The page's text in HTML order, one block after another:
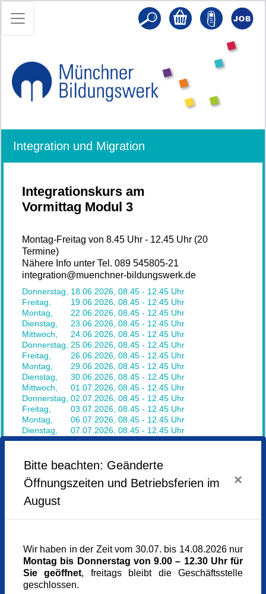
Integration und Migration
Integrationskurs am
Vormittag Modul 3
Montag-Freitag von 8.45 Uhr - 12.45 Uhr (20
Termine)
Nähere Info unter Tel. 089 545805-21
integration@muenchner-bildungswerk.de
Donnerstag, 18.06.2026, 08.45 - 12.45 Uhr
Freitag,
19.06.2026, 08.45 - 12.45 Uhr
Montag,
22.06.2026, 08.45 - 12.45 Uhr
Dienstag,
23.06.2026, 08.45 - 12.45 Uhr
Mittwoch,
24.06.2026, 08.45 - 12.45 Uhr
Donnerstag, 25.06.2026, 08.45 - 12.45 Uhr
Freitag,
26.06.2026, 08.45 - 12.45 Uhr
Montag,
29.06.2026, 08.45 - 12.45 Uhr
Dienstag,
30.06.2026, 08.45 - 12.45 Uhr
Mittwoch,
01.07.2026, 08.45 - 12.45 Uhr
Donnerstag, 02.07.2026, 08.45 - 12.45 Uhr
Freitag,
03.07.2026, 08.45 - 12.45 Uhr
Montag,
06.07.2026, 08.45 - 12.45 Uhr
Dienstag,
07.07.2026, 08.45 - 12.45 Uhr
Mittwoch,
08.07.2026,08.45 - 12.45 Uhr
Freitag,
10.07.2026,08.45 - 12.45 Uhr
Montag,
13.07.2026,08.45 - 12.45 Uhr
Dienstag,
14.07.2026,08.45 - 12.45 Uhr
Veranstaltungsort
81829 München
München
Berechtigt
229 €
Bitte beachten: Geänderte
Öffnungszeiten und Betriebsferien im
August
×
Wir haben in der Zeit vom 30.07. bis 14.08.2026 nur
Montag bis Donnerstag von 9.00 – 12.30 Uhr für
Sie geöffnet, freitags bleibt die Geschäftsstelle
geschlossen.